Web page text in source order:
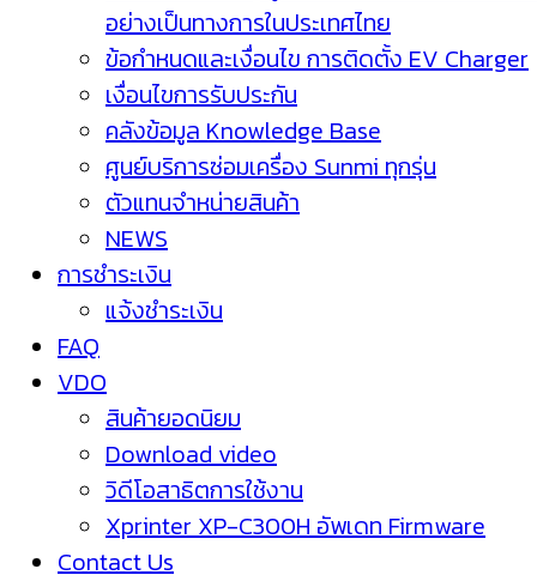
อย่างเป็นทางการในประเทศไทย
ข้อกำหนดและเงื่อนไข การติดตั้ง EV Charger
เงื่อนไขการรับประกัน
คลังข้อมูล Knowledge Base
ศูนย์บริการซ่อมเครื่อง Sunmi ทุกรุ่น
ตัวแทนจำหน่ายสินค้า
NEWS
การชำระเงิน
แจ้งชำระเงิน
FAQ
VDO
สินค้ายอดนิยม
Download video
วิดีโอสาธิตการใช้งาน
Xprinter XP-C300H อัพเดท Firmware
Contact Us